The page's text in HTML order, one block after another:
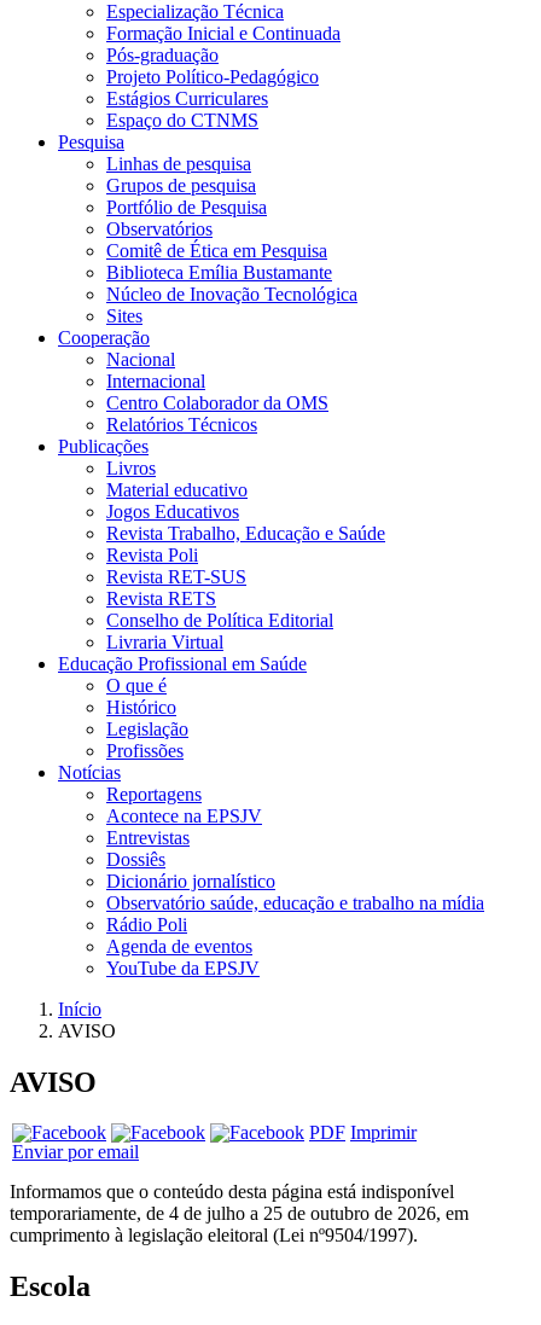
Especialização Técnica
Formação Inicial e Continuada
Pós-graduação
Projeto Político-Pedagógico
Estágios Curriculares
Espaço do CTNMS
Pesquisa
Linhas de pesquisa
Grupos de pesquisa
Portfólio de Pesquisa
Observatórios
Comitê de Ética em Pesquisa
Biblioteca Emília Bustamante
Núcleo de Inovação Tecnológica
Sites
Cooperação
Nacional
Internacional
Centro Colaborador da OMS
Relatórios Técnicos
Publicações
Livros
Material educativo
Jogos Educativos
Revista Trabalho, Educação e Saúde
Revista Poli
Revista RET-SUS
Revista RETS
Conselho de Política Editorial
Livraria Virtual
Educação Profissional em Saúde
O que é
Histórico
Legislação
Profissões
Notícias
Reportagens
Acontece na EPSJV
Entrevistas
Dossiês
Dicionário jornalístico
Observatório saúde, educação e trabalho na mídia
Rádio Poli
Agenda de eventos
YouTube da EPSJV
Início
AVISO
AVISO
PDF Imprimir
Enviar por email
Informamos que o conteúdo desta página está indisponível
temporariamente, de 4 de julho a 25 de outubro de 2026, em
cumprimento à legislação eleitoral (Lei nº9504/1997).
Escola